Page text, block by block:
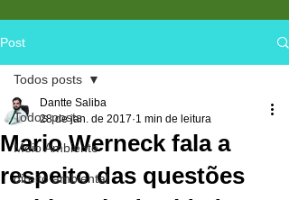
Post
Todos posts
Meio Ambiente
direito ambiental
Todos posts
Mario Werneck fala a
respeito das questões
Dantte Saliba
28 de jan. de 2017 1 min de leitura